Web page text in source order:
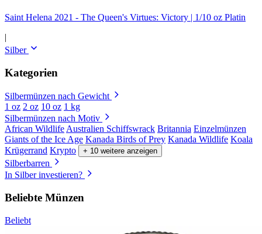
Saint Helena 2021 - The Queen's Virtues: Victory | 1/10 oz Platin
|
Silber
Kategorien
Silbermünzen nach Gewicht
1 oz 2 oz 10 oz 1 kg
Silbermünzen nach Motiv
African Wildlife Australien Schiffswrack Britannia Einzelmünzen
Giants of the Ice Age Kanada Birds of Prey Kanada Wildlife Koala
Krügerrand Krypto + 10 weitere anzeigen
Silberbarren
In Silber investieren?
Beliebte Münzen
Beliebt